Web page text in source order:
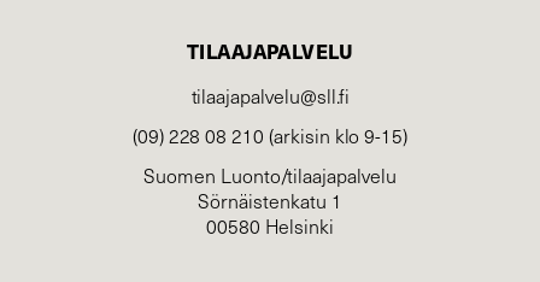
TILAAJAPALVELU
tilaajapalvelu@sll.fi
(09) 228 08 210 (arkisin klo 9-15)
Suomen Luonto/tilaajapalvelu
Sörnäistenkatu 1
00580 Helsinki